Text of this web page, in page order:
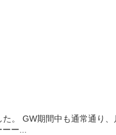
。 GW期間中も通常通り
ー...